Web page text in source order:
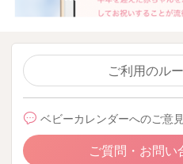
ご利用のル
ベビーカレンダーへのご意
ご質問・お問い